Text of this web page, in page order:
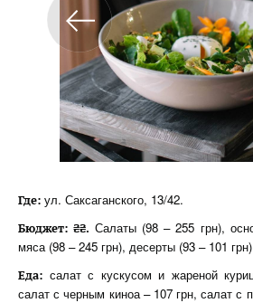
Где: ул. Саксаганского, 13/42.
Бюджет: ₴₴. Салаты (98 – 255 грн),
мяса (98 – 245 грн), десерты (93 – 101
Еда: салат с кускусом и жареной
салат с черным киноа – 107 грн, салат с